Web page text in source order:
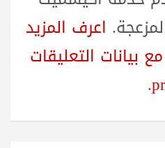
اعرف المزيد
بيانات التعليقات
.